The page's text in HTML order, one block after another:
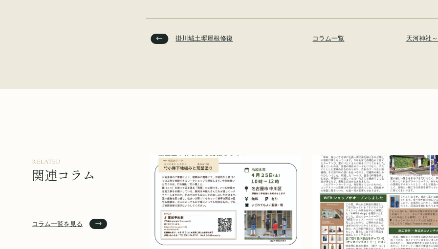
掛川城土塀屋根修復 コラム一覧 天河神社
RELATED
関連コラム
コラム一覧を見る